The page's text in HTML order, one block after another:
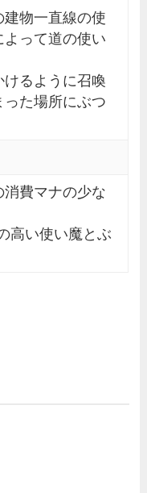
建物一直線の使
って道の使い
けるように召喚
た場所にぶつ
消費マナの少な
高い使い魔とぶ